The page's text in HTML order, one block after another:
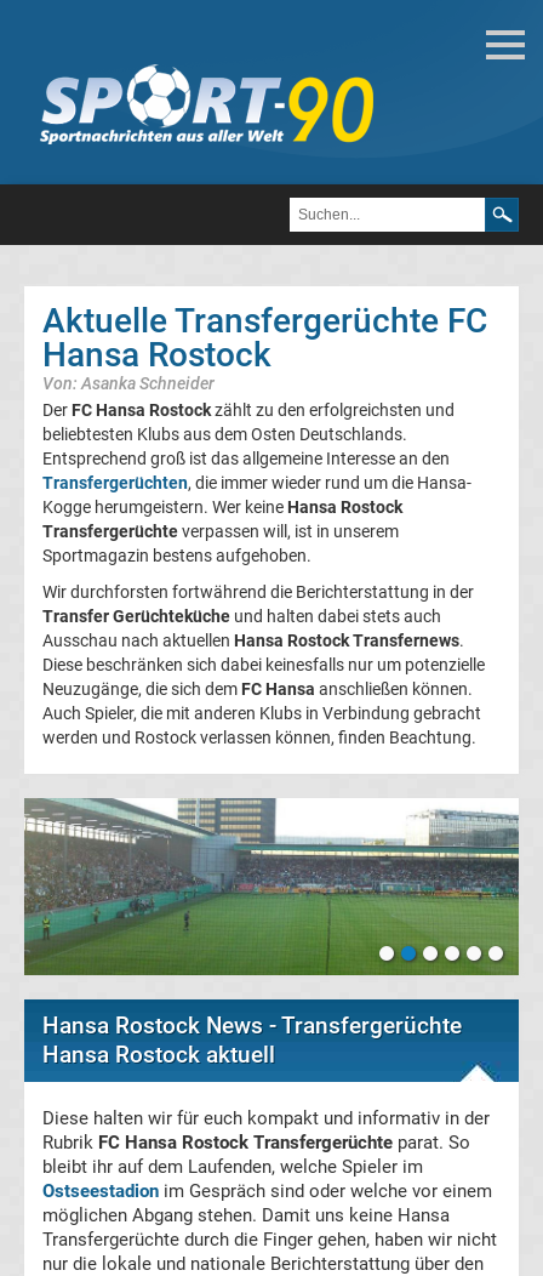
Deutsche
Transfergerüchte
FC
Heidenheim
1846
Transfergerüchte
1.
FC
Kaiserslautern
Transfergerüchte
FC
Köln
Transfergerüchte
1.
FC
Magdeburg
Transfergerüchte
1.
Aktuelle Transfergerüchte FC
Hansa Rostock
Von: Asanka Schneider
Der FC Hansa Rostockzählt zu den erfolgreichsten und
beliebtesten Klubs aus dem Osten Deutschlands.
Entsprechend groß ist das allgemeine Interesse an den
Transfergerüchten, die immer wieder rund um die Hansa-
Kogge herumgeistern. Wer keine Hansa Rostock
Transfergerüchteverpassen will, ist in unserem
Sportmagazin bestens aufgehoben.
Wir durchforsten fortwährend die Berichterstattung in der
Transfer Gerüchteküche und halten dabei stets auch
Ausschau nach aktuellen Hansa Rostock Transfernews.
Diese beschränken sich dabei keinesfalls nur um potenzielle
Neuzugänge, die sich dem FC Hansa anschließen können.
Auch Spieler, die mit anderen Klubs in Verbindung gebracht
werden und Rostock verlassen können, finden Beachtung.
Hansa Rostock News - Transfergerüchte
Hansa Rostock aktuell
Diese halten wir für euch kompakt und informativ in der
Rubrik FC Hansa Rostock Transfergerüchte parat. So
bleibt ihr auf dem Laufenden, welche Spieler im
Ostseestadion im Gespräch sind oder welche vor einem
möglichen Abgang stehen. Damit uns keine Hansa
Transfergerüchte durch die Finger gehen, haben wir nicht
nur die lokale und nationale Berichterstattung über den